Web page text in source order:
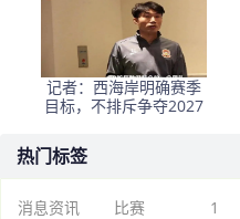
记者：西海岸明确赛季
目标，不排斥争夺2027
热门标签
消息资讯 比赛 1